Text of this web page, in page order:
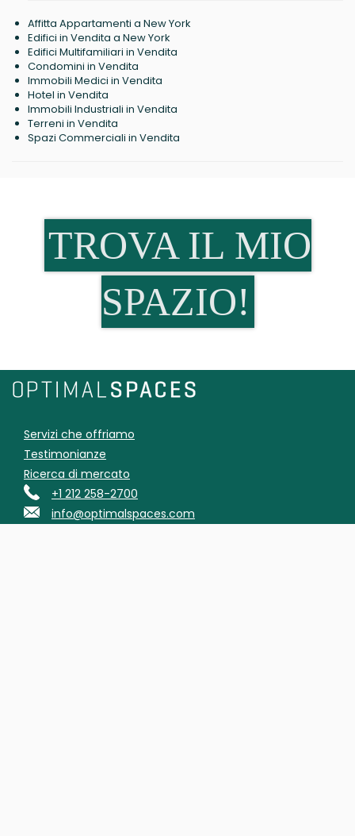
Affitta Appartamenti a New York
Edifici in Vendita a New York
Edifici Multifamiliari in Vendita
Condomini in Vendita
Immobili Medici in Vendita
Hotel in Vendita
Immobili Industriali in Vendita
Terreni in Vendita
Spazi Commerciali in Vendita
TROVA IL MIO
SPAZIO!
Servizi che offriamo
Testimonianze
Ricerca di mercato
+1 212 258-2700
info@optimalspaces.com